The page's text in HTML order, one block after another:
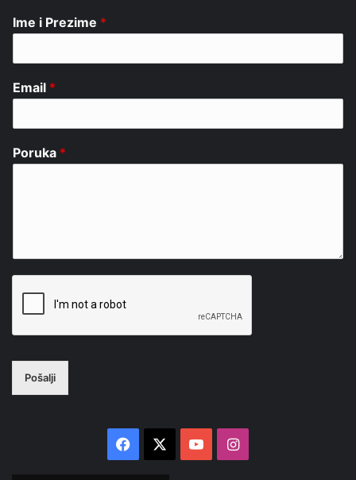
Ime i Prezime *
Email *
Poruka *
Pošalji
Facebook YouTubeInstagram